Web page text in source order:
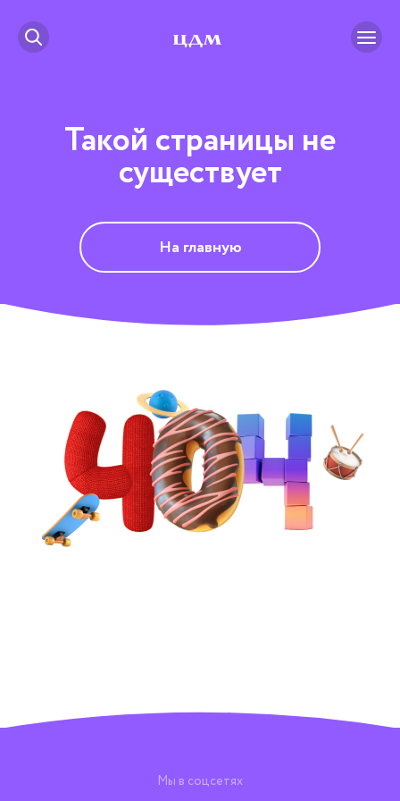
Такой страницы не
существует
На главную
Мы в соцсетях